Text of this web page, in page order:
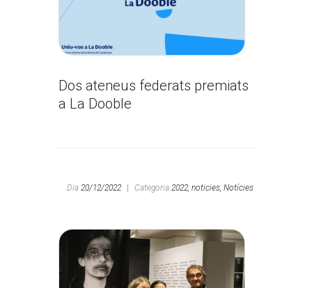
Dos ateneus federats premiats
a La Dooble
Dia 20/12/2022 Categoria 2022, noticies, Notícies